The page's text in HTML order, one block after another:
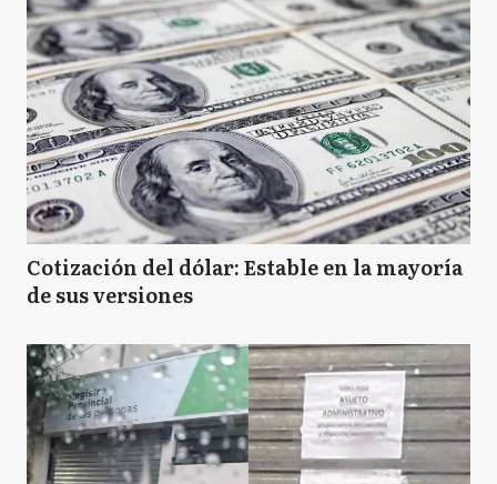
Cotización del dólar: Estable en la mayoría
de sus versiones